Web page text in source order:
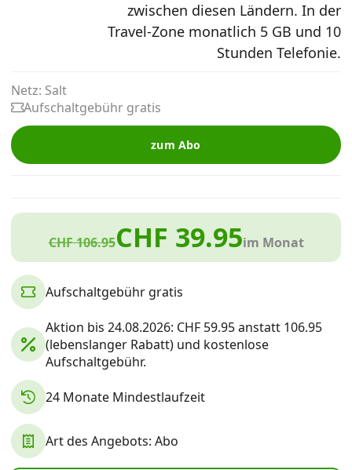
Kombi-Angebote
Aktionen
News
Über uns
Datenschutz·AGB·Impressum
zwischen diesen Ländern. In der
Travel-Zone monatlich 5 GB und 10
Stunden Telefonie.
Netz: Salt
Aufschaltgebühr gratis
zum Abo
CHF 106.95CHF 39.95im Monat
Aufschaltgebühr gratis
Aktion bis 24.08.2026: CHF 59.95 anstatt 106.95
(lebenslanger Rabatt) und kostenlose
Aufschaltgebühr.
24 Monate Mindestlaufzeit
Art des Angebots: Abo